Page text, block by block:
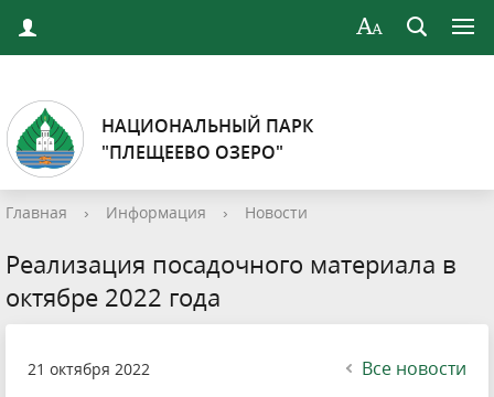
НАЦИОНАЛЬНЫЙ ПАРК
"ПЛЕЩЕЕВО ОЗЕРО"
Главная › Информация › Новости
Реализация посадочного материала в
октябре 2022 года
21 октября 2022 Все новости